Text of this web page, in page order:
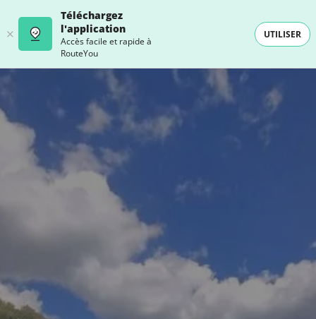
Téléchargez
l'application
Accès facile et rapide à
RouteYou
UTILISER